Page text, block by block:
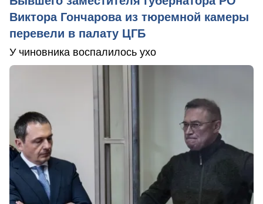
Виктора Гончарова из тюремной камеры
перевели в палату ЦГБ
У чиновника воспалилось ухо